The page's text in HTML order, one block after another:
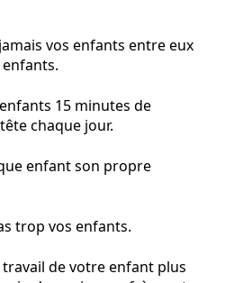
vos enfants entre eux
enfants.
15 minutes de
chaque jour.
enfant son propre
trop vos enfants.
travail de votre enfant plus